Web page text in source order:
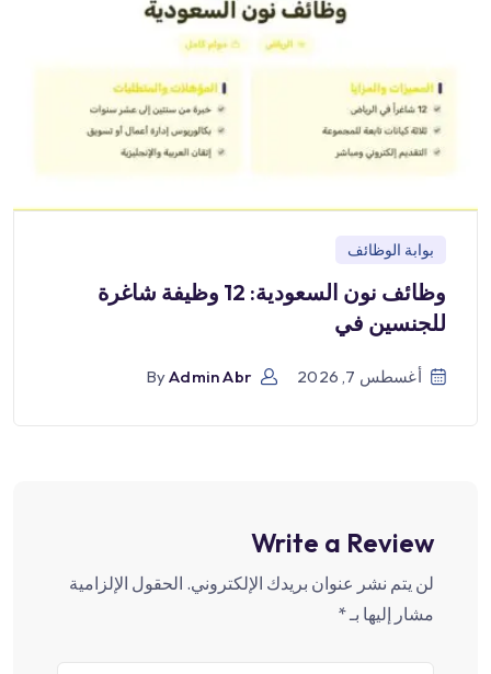
بوابة الوظائف
وظائف نون السعودية: 12 وظيفة شاغرة
للجنسين في
أغسطس 7, 2026 ByAdmin Abr
Write a Review
لن يتم نشر عنوان بريدك الإلكتروني. الحقول الإلزامية
مشار إليها بـ*